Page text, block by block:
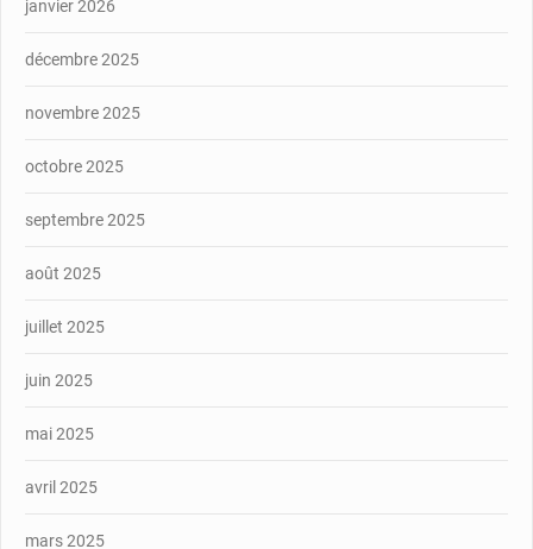
janvier 2026
décembre 2025
novembre 2025
octobre 2025
septembre 2025
août 2025
juillet 2025
juin 2025
mai 2025
avril 2025
mars 2025